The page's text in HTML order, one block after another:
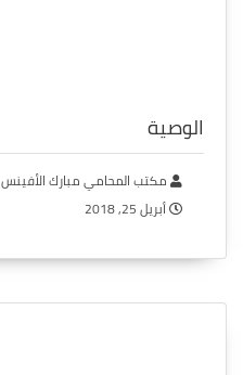
الوصية
مكتب المحامي مبارك الأفينس
أبريل 25, 2018